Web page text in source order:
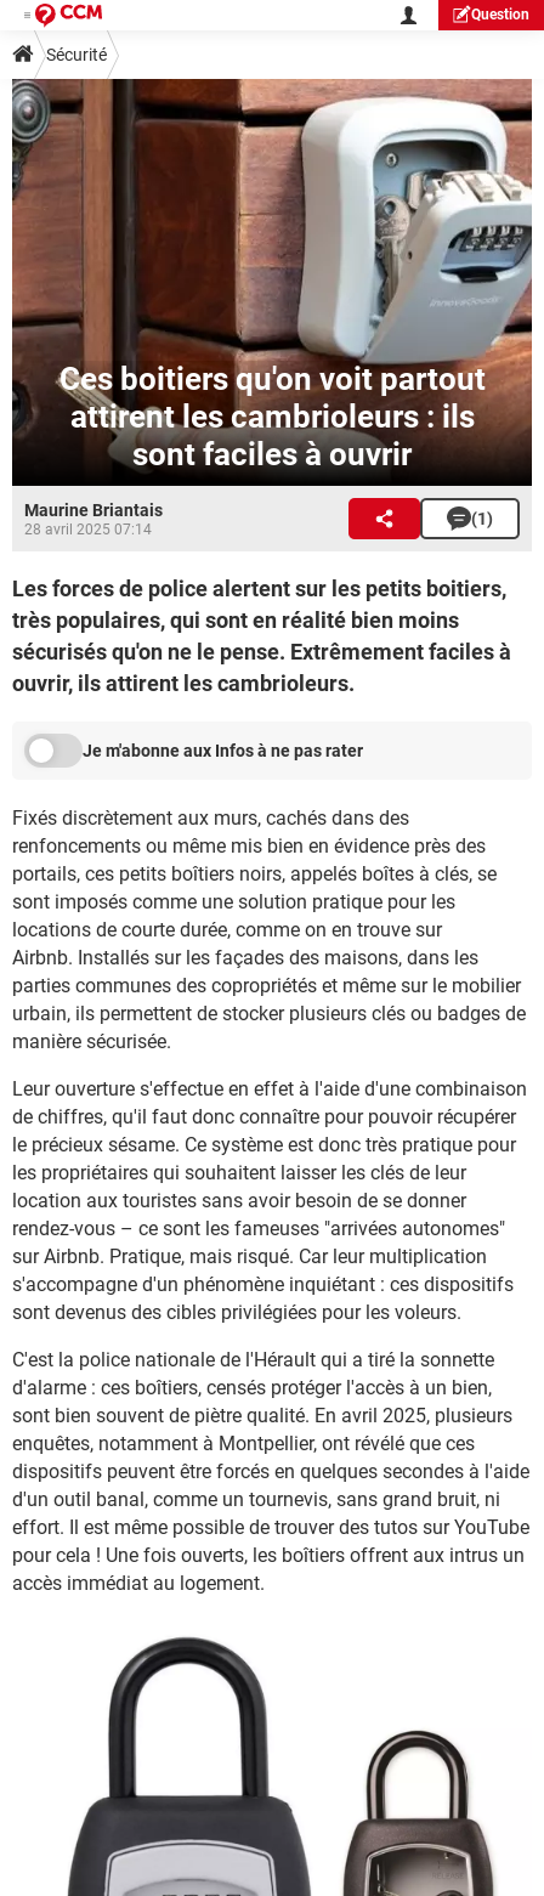
Question
Sécurité
Ces boitiers qu'on voit partout
attirent les cambrioleurs : ils
sont faciles à ouvrir
Maurine Briantais
28 avril 2025 07:14
(1)
Les forces de police alertent sur les petits boitiers,
très populaires, qui sont en réalité bien moins
sécurisés qu'on ne le pense. Extrêmement faciles à
ouvrir, ils attirent les cambrioleurs.
Je m'abonne aux Infos à ne pas rater
Fixés discrètement aux murs, cachés dans des
renfoncements ou même mis bien en évidence près des
portails, ces petits boîtiers noirs, appelés boîtes à clés, se
sont imposés comme une solution pratique pour les
locations de courte durée, comme on en trouve sur
Airbnb. Installés sur les façades des maisons, dans les
parties communes des copropriétés et même sur le mobilier
urbain, ils permettent de stocker plusieurs clés ou badges de
manière sécurisée.
Leur ouverture s'effectue en effet à l'aide d'une combinaison
de chiffres, qu'il faut donc connaître pour pouvoir récupérer
le précieux sésame. Ce système est donc très pratique pour
les propriétaires qui souhaitent laisser les clés de leur
location aux touristes sans avoir besoin de se donner
rendez-vous – ce sont les fameuses "arrivées autonomes"
sur Airbnb. Pratique, mais risqué. Car leur multiplication
s'accompagne d'un phénomène inquiétant : ces dispositifs
sont devenus des cibles privilégiées pour les voleurs.
C'est la police nationale de l'Hérault qui a tiré la sonnette
d'alarme : ces boîtiers, censés protéger l'accès à un bien,
sont bien souvent de piètre qualité. En avril 2025, plusieurs
enquêtes, notamment à Montpellier, ont révélé que ces
dispositifs peuvent être forcés en quelques secondes à l'aide
d'un outil banal, comme un tournevis, sans grand bruit, ni
effort. Il est même possible de trouver des tutos sur YouTube
pour cela ! Une fois ouverts, les boîtiers offrent aux intrus un
accès immédiat au logement.